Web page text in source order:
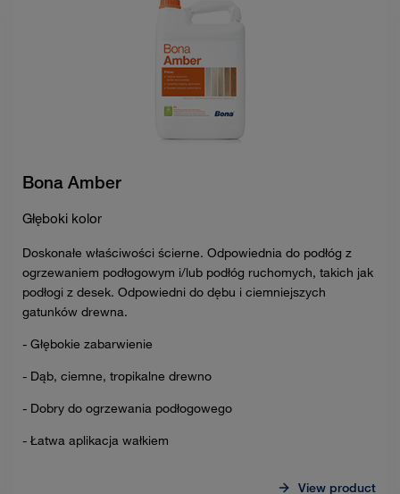
Bona Amber
Głęboki kolor
Doskonałe właściwości ścierne. Odpowiednia do podłóg z
ogrzewaniem podłogowym i/lub podłóg ruchomych, takich jak
podłogi z desek. Odpowiedni do dębu i ciemniejszych
gatunków drewna.
- Głębokie zabarwienie
- Dąb, ciemne, tropikalne drewno
- Dobry do ogrzewania podłogowego
- Łatwa aplikacja wałkiem
View product